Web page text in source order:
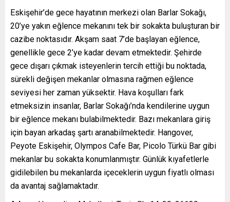
Eskişehir’de gece hayatının merkezi olan Barlar Sokağı,
20’ye yakın eğlence mekanını tek bir sokakta buluşturan bir
cazibe noktasıdır. Akşam saat 7’de başlayan eğlence,
genellikle gece 2’ye kadar devam etmektedir. Şehirde
gece dışarı çıkmak isteyenlerin tercih ettiği bu noktada,
sürekli değişen mekanlar olmasına rağmen eğlence
seviyesi her zaman yüksektir. Hava koşulları fark
etmeksizin insanlar, Barlar Sokağı’nda kendilerine uygun
bir eğlence mekanı bulabilmektedir. Bazı mekanlara giriş
için bayan arkadaş şartı aranabilmektedir. Hangover,
Peyote Eskişehir, Olympos Cafe Bar, Picolo Türkü Bar gibi
mekanlar bu sokakta konumlanmıştır. Günlük kıyafetlerle
gidilebilen bu mekanlarda içeceklerin uygun fiyatlı olması
da avantaj sağlamaktadır.